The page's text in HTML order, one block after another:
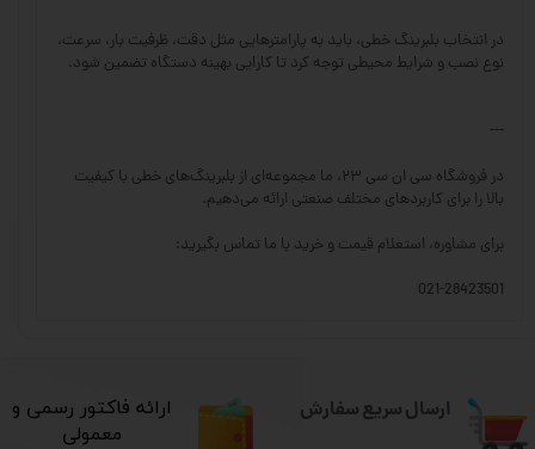
در انتخاب بلبرینگ خطی، باید به پارامترهایی مثل دقت، ظرفیت بار، سرعت،
نوع نصب و شرایط محیطی توجه کرد تا کارایی بهینه دستگاه تضمین شود.
---
در فروشگاه سی ان سی ۲۳، ما مجموعه‌ای از بلبرینگ‌های خطی با کیفیت
بالا را برای کاربردهای مختلف صنعتی ارائه می‌دهیم.
برای مشاوره، استعلام قیمت و خرید با ما تماس بگیرید:
021-28423501
ارسال سریع سفارش
​ارائه فاکتور رسمی و
معمولی